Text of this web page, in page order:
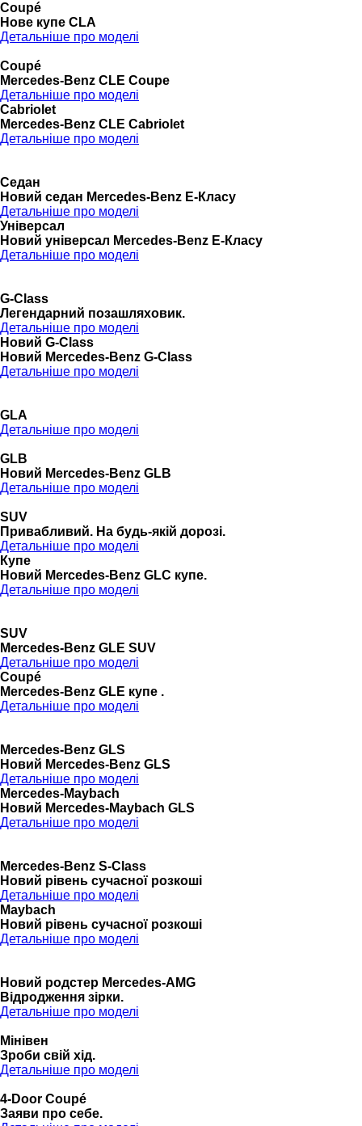
Coupé
Нове купе CLA
Детальніше про моделі
Coupé
Mercedes-Benz CLE Coupe
Детальніше про моделі
Cabriolet
Mercedes-Benz CLE Cabriolet
Детальніше про моделі
Седан
Новий седан Mercedes-Benz Е-Класу
Детальніше про моделі
Універсал
Новий універсал Mercedes-Benz E-Класу
Детальніше про моделі
G-Class
Легендарний позашляховик.
Детальніше про моделі
Новий G-Class
Новий Mercedes-Benz G-Class
Детальніше про моделі
GLA
Детальніше про моделі
GLB
Новий Mercedes-Benz GLB
Детальніше про моделі
SUV
Привабливий. На будь-якій дорозі.
Детальніше про моделі
Купе
Новий Mercedes-Benz GLС купе.
Детальніше про моделі
SUV
Mercedes-Benz GLE SUV
Детальніше про моделі
Coupé
Mercedes-Benz GLE купе .
Детальніше про моделі
Mercedes-Benz GLS
Новий Mercedes-Benz GLS
Детальніше про моделі
Mercedes-Maybach
Новий Mercedes-Maybach GLS
Детальніше про моделі
Mercedes-Benz S-Class
Новий рівень сучасної розкоші
Детальніше про моделі
Maybach
Новий рівень сучасної розкоші
Детальніше про моделі
Новий родстер Mercedes-AMG
Відродження зірки.
Детальніше про моделі
Мінівен
Зроби свій хід.
Детальніше про моделі
4-Door Coupé
Заяви про себе.